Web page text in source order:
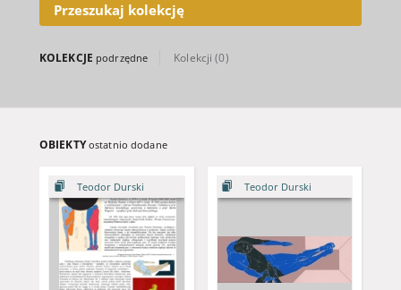
Przeszukaj kolekcję
KOLEKCJE podrzędne Kolekcji (0)
OBIEKTYostatnio dodane
Teodor Durski Teodor Durski